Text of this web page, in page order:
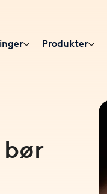
Produkter